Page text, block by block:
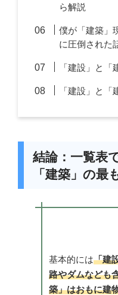
ら解説
僕が「建築」
に圧倒された
「建設」と
「建設」と
結論：一覧表
「建築」の最
基本的には「建
路やダムなども
築」はおもに建